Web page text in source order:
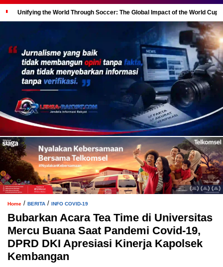
Unifying the World Through Soccer: The Global Impact of the World Cup
Home / BERITA / INFO COVID-19
Bubarkan Acara Tea Time di Universitas
Mercu Buana Saat Pandemi Covid-19,
DPRD DKI Apresiasi Kinerja Kapolsek
Kembangan